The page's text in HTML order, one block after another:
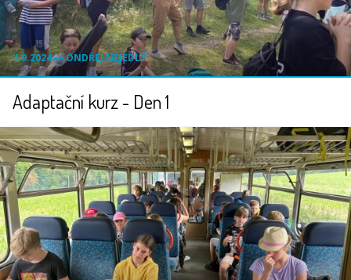
4.9.2024 ― ONDŘEJ NEJEDLÝ
Adaptační kurz - Den 1